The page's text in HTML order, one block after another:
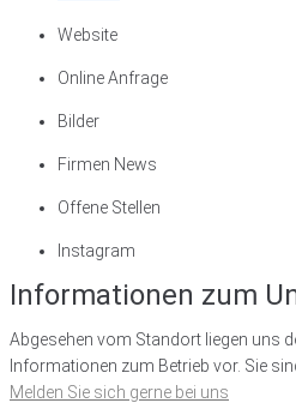
Website
Online Anfrage
Bilder
Firmen News
Offene Stellen
Instagram
Informationen zum
Abgesehen vom Standort liegen uns
Informationen zum Betrieb vor. Sie
Melden Sie sich gerne bei uns